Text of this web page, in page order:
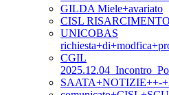
GILDA Miele+avariato
CISL
UNICOBAS
CGIL
SAATA+NOTIZIE++-